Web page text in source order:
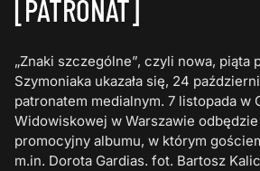
[PATRONAT]
„Znaki szczególne”, czyli nowa, piąta
Szymoniaka ukazała się, 24
patronatem medialnym. 7 listopada w
Widowiskowej w Warszawie
promocyjny albumu, w którym
m.in. Dorota Gardias. fot. Bartosz